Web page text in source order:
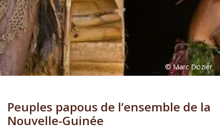
Peuples papous de l’ensemble de la
Nouvelle-Guinée